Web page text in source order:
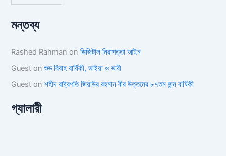
মন্তব্য
Rashed Rahman onডিজিটাল নিরাপত্তা আইন
Guest onশুভ বিবাহ বার্ষিকী, ভাইয়া ও ভাবী
Guest onশহীদ রাষ্ট্রপতি জিয়াউর রহমান বীর উত্তমের ৮৭তম জন্ম বার্ষিকী
গ্যালারী